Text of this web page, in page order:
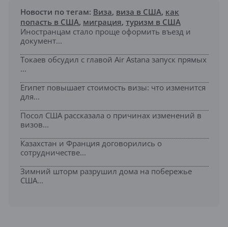
Новости по тегам: Виза, виза в США, как
попасть в США, миграция, туризм в США
Иностранцам стало проще оформить въезд и
документ...
Токаев обсудил с главой Air Astana запуск прямых
...
Египет повышает стоимость визы: что изменится
для...
Посол США рассказала о причинах изменений в
визов...
Казахстан и Франция договорились о
сотрудничестве...
Зимний шторм разрушил дома на побережье
США...